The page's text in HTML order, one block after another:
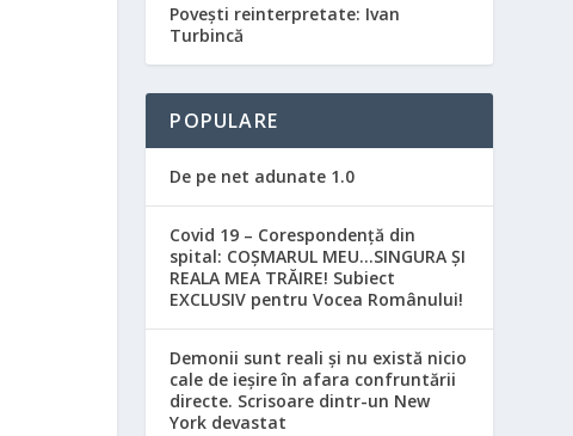
Povești reinterpretate: Ivan
Turbincă
POPULARE
De pe net adunate 1.0
Covid 19 – Corespondență din
spital: COȘMARUL MEU…SINGURA ȘI
REALA MEA TRĂIRE! Subiect
EXCLUSIV pentru Vocea Românului!
Demonii sunt reali și nu există nicio
cale de ieșire în afara confruntării
directe. Scrisoare dintr-un New
York devastat